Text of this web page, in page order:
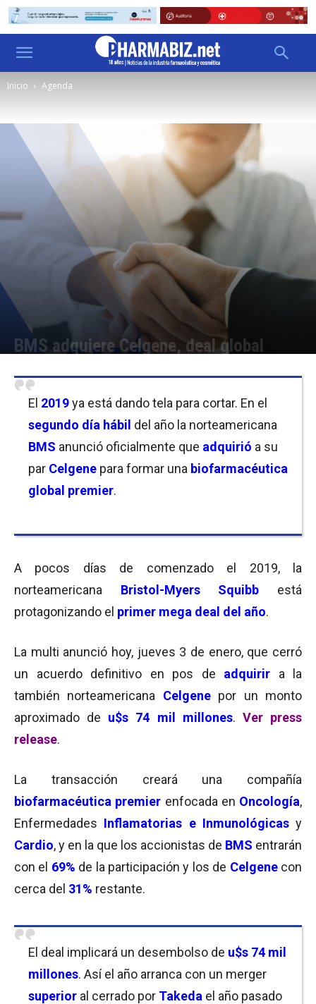
Inicio Agenda
BMS adquiere Celgene, deal global
El 2019ya está dando tela para cortar. En el
segundo día hábil del año la norteamericana
BMS anunció oficialmente que adquirió a su
par Celgene para formar una biofarmacéutica
global premier.
A pocos días de comenzado el 2019, la
norteamericana Bristol-Myers Squibb está
protagonizando el primer mega deal del año.
La multi anunció hoy, jueves 3 de enero, que cerró
un acuerdo definitivo en pos de adquirir
a la
también norteamericana Celgenepor un monto
aproximado de u$s 74 mil millones. Ver press
release.
La transacción creará una compañía
biofarmacéutica premier enfocada en Oncología,
Enfermedades Inflamatorias e Inmunológicasy
Cardio, y en la que los accionistas de BMS entrarán
con el 69% de la participación y los de Celgene con
cerca del 31% restante.
El deal implicará un desembolso de u$s 74 mil
millones. Así el año arranca con un merger
superior al cerrado por Takeda el año pasado